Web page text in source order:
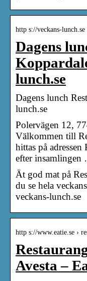
http s://veckans-lunch.se
Dagens
lunch.se
Dagens lunch
lunch.se
Polervägen 12,
Välkommen till
hittas på
efter insamlingen
Ät god mat på
du se hela
veckans-lunch.se
http s://www.eatie.se ›
Avesta –